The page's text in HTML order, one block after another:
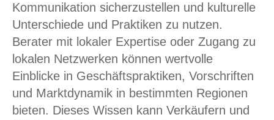
Kommunikation sicherzustellen und kulturelle
Unterschiede und Praktiken zu nutzen.
Berater mit lokaler Expertise oder Zugang zu
lokalen Netzwerken können wertvolle
Einblicke in Geschäftspraktiken, Vorschriften
und Marktdynamik in bestimmten Regionen
bieten. Dieses Wissen kann Verkäufern und